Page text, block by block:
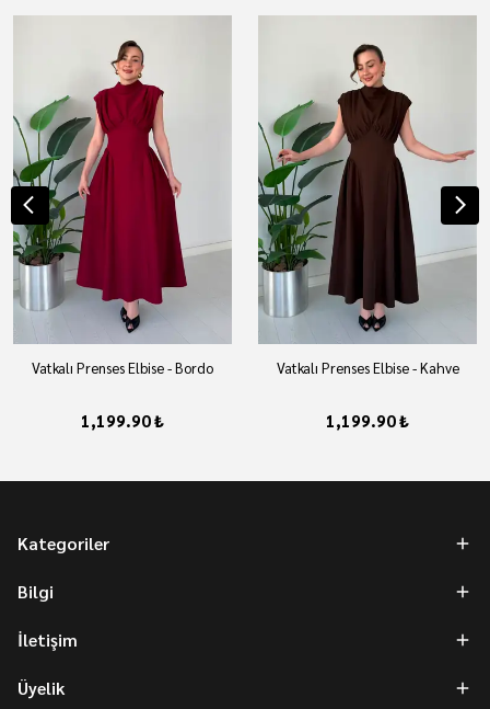
Vatkalı Prenses Elbise - Bordo
1,199.90 ₺
Vatkalı Prenses Elbise - Kahve
1,199.90 ₺
Kategoriler
Bilgi
İletişim
Üyelik